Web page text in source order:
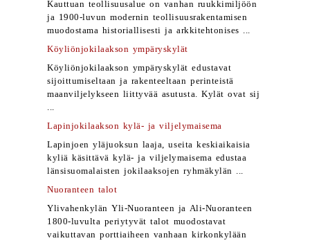
Kauttuan teollisuusalue on vanhan ruukkimiljöön
ja 1900-luvun modernin teollisuusrakentamisen
muodostama historiallisesti ja arkkitehtonises ...
Köyliönjokilaakson ympäryskylät
Köyliönjokilaakson ympäryskylät edustavat
sijoittumiseltaan ja rakenteeltaan perinteistä
maanviljelykseen liittyvää asutusta. Kylät ovat sij
...
Lapinjokilaakson kylä- ja viljelymaisema
Lapinjoen yläjuoksun laaja, useita keskiaikaisia
kyliä käsittävä kylä- ja viljelymaisema edustaa
länsisuomalaisten jokilaaksojen ryhmäkylän ...
Nuoranteen talot
Ylivahenkylän Yli-Nuoranteen ja Ali-Nuoranteen
1800-luvulta periytyvät talot muodostavat
vaikuttavan porttiaiheen vanhaan kirkonkylään